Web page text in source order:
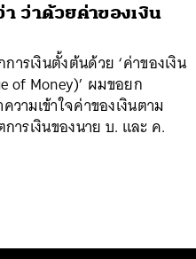
ว่าด้วยค่าของเงิน
ารเงินตั้งต้นด้วย ‘ค่าของเงิน
of Money)’ ผมขอยก
วามเข้าใจค่าของเงินตาม
ารเงินของนาย บ. และ ค.